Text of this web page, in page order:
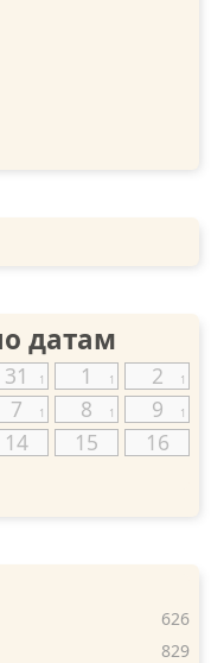
датам
31 1 1 1 2 1
7 1 8 1 9 1
14 15
16
626
829